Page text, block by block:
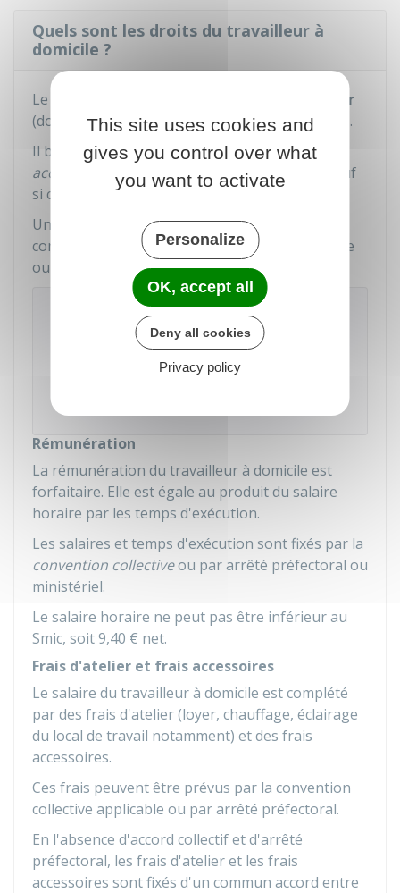
Quels sont les droits du travailleur à
domicile ?
Le travailleur à domicile est lié à son
employeur
(donneur d'ouvrage) par uncontrat de travail .
Il bénéficie des dispositions des conventions et
accords collectifs applicables à l'entreprise, sauf
si ces textes excluent les travailleurs à domicile.
Un simulateur permet de rechercher la
convention collective avec le nom de l'entreprise
ou son numéro Siret :
Trouver sa convention collective
Accéder au service en ligne
Rémunération
La rémunération du travailleur à domicile est
forfaitaire. Elle est égale au produit du salaire
horaire par les temps d'exécution.
Les salaires et temps d'exécution sont fixés par la
convention collectiveou par arrêté préfectoral ou
ministériel.
Le salaire horaire ne peut pas être inférieur au
Smic, soit9,40 € net.
Frais d'atelier et frais accessoires
Le salaire du travailleur à domicile est complété
par des frais d'atelier (loyer, chauffage, éclairage
du local de travail notamment) et des frais
accessoires.
Ces frais peuvent être prévus par la convention
collective applicable ou par arrêté préfectoral.
En l'absence d'accord collectif et d'arrêté
préfectoral, les frais d'atelier et les frais
accessoires sont fixés d'un commun accord entre
This site uses cookies and
gives you control over what
you want to activate
Personalize
OK, accept all
Deny all cookies
Privacy policy